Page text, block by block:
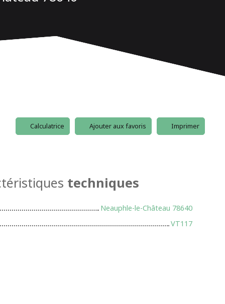
Calculatrice Ajouter aux favoris Imprimer
techniques
Neauphle-le-Château 78640
VT117